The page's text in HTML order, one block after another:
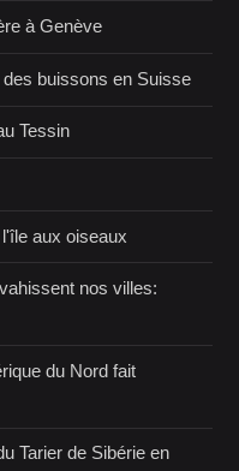
à Genève
buissons en Suisse
Tessin
aux oiseaux
nos villes:
du Nord fait
Tarier de Sibérie en